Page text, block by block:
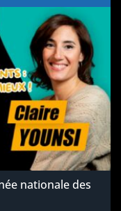
nationale des